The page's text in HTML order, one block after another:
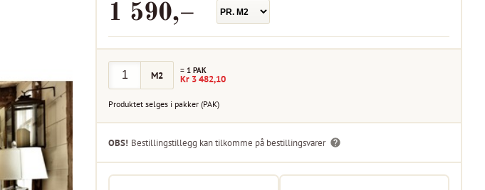
1 590,–
M2 = 1 PAK
Kr 3 482,10
Produktet selges i pakker (PAK)
OBS! Bestillingstillegg kan tilkomme på bestillingsvarer